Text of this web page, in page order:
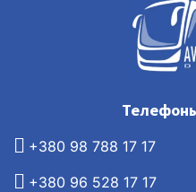
+380 98 788 17 17
+380 96 528 17 17